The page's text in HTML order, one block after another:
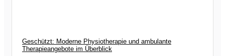
Geschützt: Moderne Physiotherapie und ambulante
Therapieangebote im Überblick